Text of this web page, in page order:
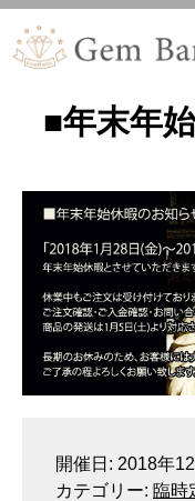
■年末年
開催日: 2018年
カテゴリー: 臨時